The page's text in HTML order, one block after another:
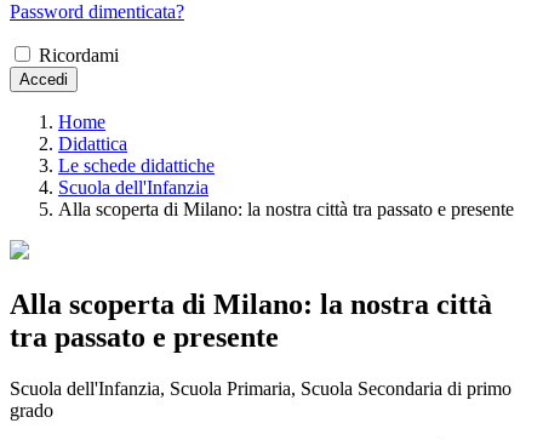
Password dimenticata?
Ricordami
Accedi
Home
Didattica
Le schede didattiche
Scuola dell'Infanzia
Alla scoperta di Milano: la nostra città tra passato e presente
Alla scoperta di Milano: la nostra città
tra passato e presente
Scuola dell'Infanzia, Scuola Primaria, Scuola Secondaria di primo
grado